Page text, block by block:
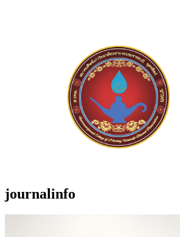
journalinfo